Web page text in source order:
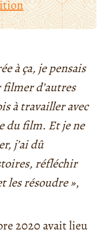
à ça, je pensais
d’autres
à travailler avec
du film. Et je ne
j’ai dû
réfléchir
les résoudre »,
2020 avait lieu